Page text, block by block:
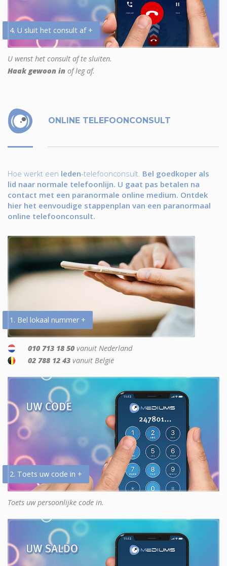
4. U sluit het consult af +
U wenst het consult af te sluiten.
Haak gewoon in of leg af.
ONLINE TELEFOONCONSULT
Hoe werkt een leden-telefoonconsult. Bel goedkoper als
lid naar normale telefoonlijn. U gaat pas betalen na
contact met een paranormale online medium. Ontdek
hier het eenvoudige stappenplan van een paranormaal
online telefoonconsult.
1. Bel lokaal nummer +
010 713 18 50 vanuit Nederland
02 788 12 43 vanuit België
2. Toets uw code in +
Toets uw persoonlijke code in.